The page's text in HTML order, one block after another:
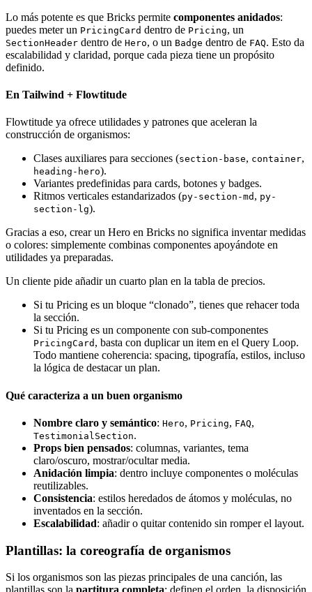
Lo más potente es que Bricks permite componentes anidados:
puedes meter un PricingCard dentro de Pricing, un
SectionHeader dentro de Hero, o un Badge dentro de FAQ. Esto da
escalabilidad y claridad, porque cada pieza tiene un propósito
definido.
En Tailwind + Flowtitude
Flowtitude ya ofrece utilidades y patrones que aceleran la
construcción de organismos:
Clases auxiliares para secciones (section-base, container,
heading-hero).
Variantes predefinidas para cards, botones y badges.
Ritmos verticales estandarizados (py-section-md , py-
section-lg).
Gracias a eso, crear un Hero en Bricks no significa inventar medidas
o colores: simplemente combinas componentes apoyándote en
utilidades ya preparadas.
Un cliente pide añadir un cuarto plan en la tabla de precios.
Si tu Pricing es un bloque “clonado”, tienes que rehacer toda
la sección.
Si tu Pricing es un componente con sub-componentes
PricingCard , basta con duplicar un item en el Query Loop.
Todo mantiene coherencia: spacing, tipografía, estilos, incluso
la lógica de destacar un plan.
Qué caracteriza a un buen organismo
Nombre claro y semántico: Hero, Pricing, FAQ,
TestimonialSection.
Props bien pensados: columnas, variantes, tema
claro/oscuro, mostrar/ocultar media.
Anidación limpia: dentro incluye componentes o moléculas
reutilizables.
Consistencia: estilos heredados de átomos y moléculas, no
inventados en la sección.
Escalabilidad: añadir o quitar contenido sin romper el layout.
Plantillas: la coreografía de organismos
Si los organismos son las piezas principales de una canción, las